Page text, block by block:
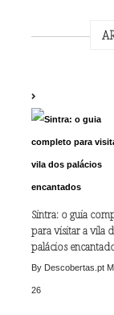
Sintra: o guia
para visitar a vila
palácios
By Descobertas.pt
26